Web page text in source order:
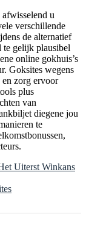
u
verschillende
de alternatief
te gelijk plausibel
online gokhuis’s
Goksites wegens
zorg ervoor
plus
van
diegene jou
te
Uiterst Winkans